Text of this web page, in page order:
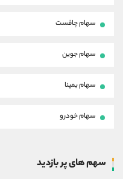
سهام چافست
سهام جوین
سهام بمپنا
سهام خودرو
سهم های پر بازدید